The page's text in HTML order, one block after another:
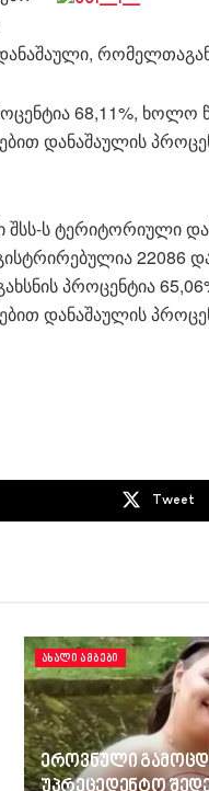
რომელთაგან
68,11%, ხოლო
დანაშაულის
შსს-ს ტერიტორიული
22086
პროცენტია
დანაშაულის
Tweet
ᲐᲮᲐᲚᲘ ᲐᲛᲑᲔᲑᲘ
ეროვნული